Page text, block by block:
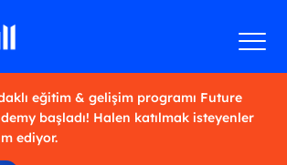
eğitim & gelişim programı Future
başladı! Halen katılmak isteyenler
ediyor.